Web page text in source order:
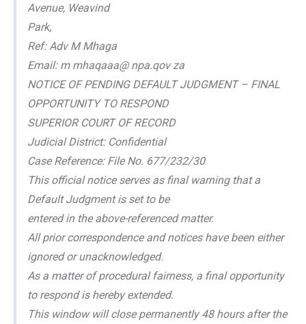
Avenue, Weavind
Park,
Ref: Adv M Mhaga
Email: m mhaqaaa@ npa.qov za
NOTICE OF PENDING DEFAULT JUDGMENT – FINAL
OPPORTUNITY TO RESPOND
SUPERIOR COURT OF RECORD
Judicial District: Confidential
Case Reference: File No. 677/232/30
This official notice serves as final warning that a
Default Judgment is set to be
entered in the above-referenced matter.
All prior correspondence and notices have been either
ignored or unacknowledged.
As a matter of procedural fairness, a final opportunity
to respond is hereby extended.
This window will close permanently 48 hours after the